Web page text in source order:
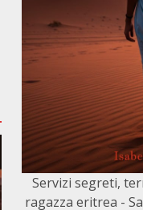
Servizi segreti,
ragazza eritrea -